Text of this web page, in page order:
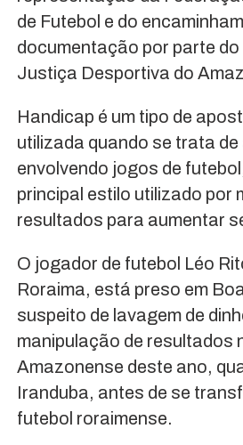
de Futebol e do
documentação por parte do
Justiça Desportiva do
Handicap é um tipo de
utilizada quando se trata
envolvendo jogos de
principal estilo utilizado por
resultados para aumentar
O jogador de futebol Léo
Roraima, está preso em
suspeito de lavagem de
manipulação de resultados
Amazonense deste ano,
Iranduba, antes de se
futebol roraimense.